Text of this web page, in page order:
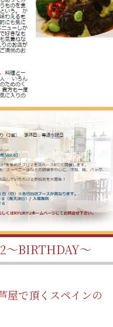
～BIRTHDAY～
屋で頂くスペインの